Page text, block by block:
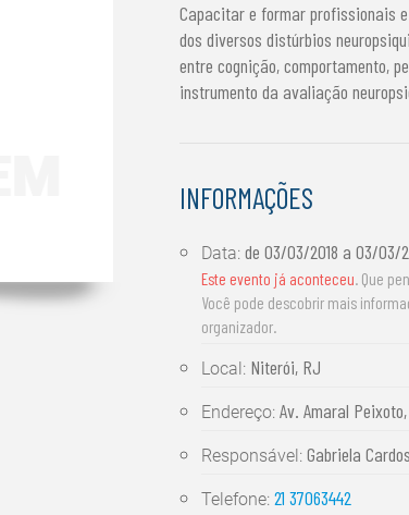
Capacitar e formar profissionais
dos diversos distúrbios
entre cognição, comportamento,
instrumento da avaliação
INFORMAÇÕES
Data:de03/03/2018 a03/03/
Este evento já aconteceu. Que
Você pode descobrir mais
organizador.
Local: Niterói, RJ
Endereço:Av. Amaral
Responsável:Gabriela
Telefone:21 37063442